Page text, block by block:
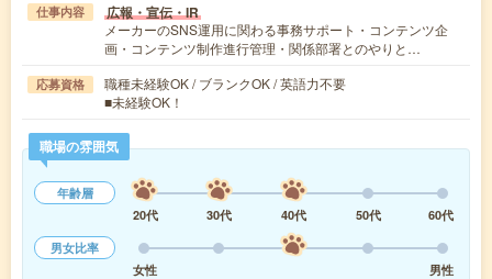
仕事内容 広報・宣伝・IR
メーカーのSNS運用に関わる事務サポート・コンテンツ企
画・コンテンツ制作進行管理・関係部署とのやりと…
応募資格
職種未経験OK / ブランクOK / 英語力不要
■未経験OK！
職場の雰囲気
年齢層
20代
30代 40代 50代
60代
男女比率
女性
男性